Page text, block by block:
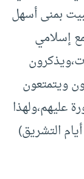
بمنى أسهل
إسلامي
ويتمتعون
عليهم،ولهذا
التشريق)